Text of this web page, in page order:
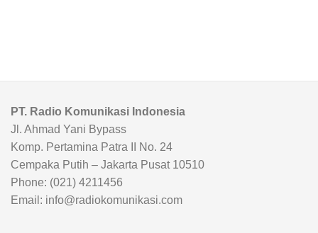
PT. Radio Komunikasi Indonesia
Jl. Ahmad Yani Bypass
Komp. Pertamina Patra II No. 24
Cempaka Putih – Jakarta Pusat 10510
Phone: (021) 4211456
Email: info@radiokomunikasi.com